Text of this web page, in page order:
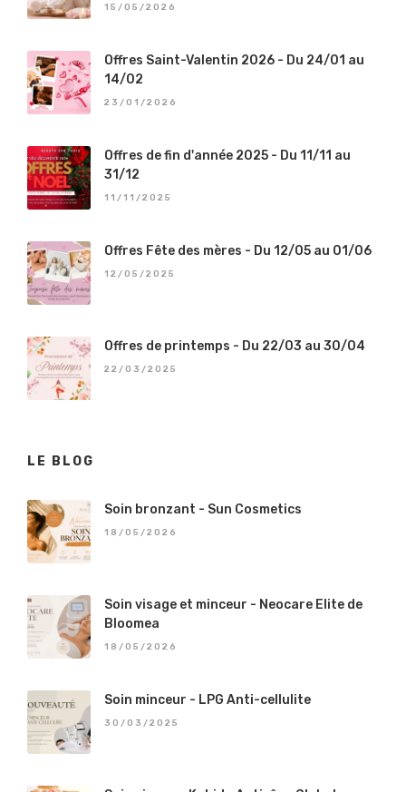
15/05/2026
Offres Saint-Valentin 2026 - Du 24/01 au
14/02
23/01/2026
Offres de fin d'année 2025 - Du 11/11 au
31/12
11/11/2025
Offres Fête des mères - Du 12/05 au 01/06
12/05/2025
Offres de printemps - Du 22/03 au 30/04
22/03/2025
LE BLOG
Soin bronzant - Sun Cosmetics
18/05/2026
Soin visage et minceur - Neocare Elite de
Bloomea
18/05/2026
Soin minceur - LPG Anti-cellulite
30/03/2025